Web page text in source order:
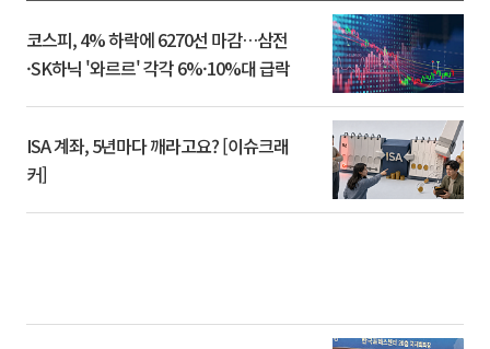
코스피, 4% 하락에 6270선 마감…삼전
·SK하닉 '와르르' 각각 6%·10%대 급락
ISA 계좌, 5년마다 깨라고요? [이슈크래
커]